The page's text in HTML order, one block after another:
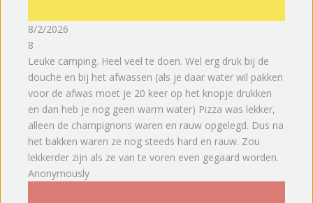
8/2/2026
8
Leuke camping. Heel veel te doen. Wel erg druk bij de
douche en bij het afwassen (als je daar water wil pakken
voor de afwas moet je 20 keer op het knopje drukken
en dan heb je nog geen warm water) Pizza was lekker,
alleen de champignons waren en rauw opgelegd. Dus na
het bakken waren ze nog steeds hard en rauw. Zou
lekkerder zijn als ze van te voren even gegaard worden.
Anonymously